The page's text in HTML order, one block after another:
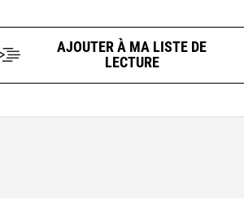
AJOUTER À MA LISTE DE
LECTURE